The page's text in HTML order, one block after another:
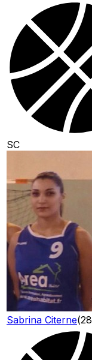
SC
Sabrina Citerne(28